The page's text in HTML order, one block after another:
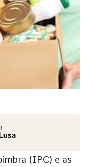
(IPC) e as